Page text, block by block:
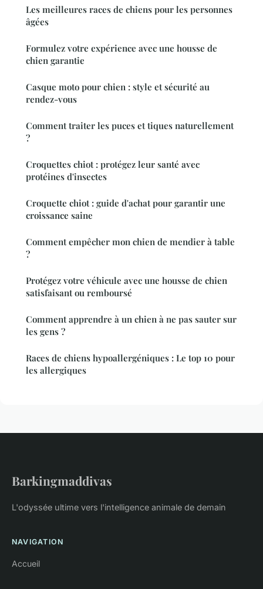
Les meilleures races de chiens pour les personnes
âgées
Formulez votre expérience avec une housse de
chien garantie
Casque moto pour chien : style et sécurité au
rendez-vous
Comment traiter les puces et tiques naturellement
?
Croquettes chiot : protégez leur santé avec
protéines d'insectes
Croquette chiot : guide d'achat pour garantir une
croissance saine
Comment empêcher mon chien de mendier à table
?
Protégez votre véhicule avec une housse de chien
satisfaisant ou remboursé
Comment apprendre à un chien à ne pas sauter sur
les gens ?
Races de chiens hypoallergéniques : Le top 10 pour
les allergiques
Barkingmaddivas
L'odyssée ultime vers l'intelligence animale de demain
NAVIGATION
Accueil